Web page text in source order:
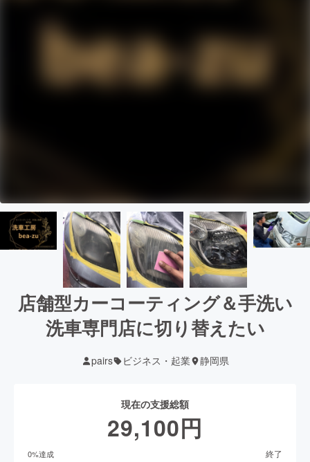
店舗型カーコーティング＆手洗い
洗車専門店に切り替えたい
pairs ビジネス・起業 静岡県
現在の支援総額
29,100円
0%達成 終了